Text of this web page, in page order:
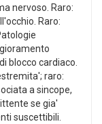
nervoso. Raro:
Raro:
blocco cardiaco.
raro:
a sincope,
se gia'
suscettibili.